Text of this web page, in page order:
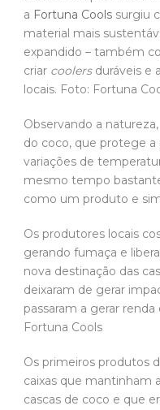
a Fortuna Cools surgiu
material mais
expandido – também
criar coolersduráveis ​​e
locais. Foto: Fortuna
Observando a
do coco, que protege a
variações de
mesmo tempo
como um produto e
Os produtores locais
gerando fumaça e
nova destinação das
deixaram de gerar
passaram a gerar
Fortuna Cools
Os primeiros produtos
caixas que mantinham
cascas de coco e que